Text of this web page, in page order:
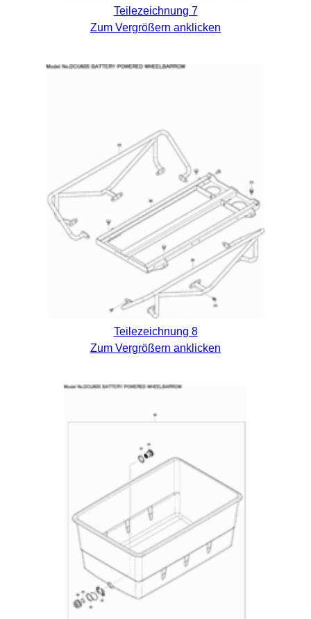
Teilezeichnung 7
Zum Vergrößern anklicken
Teilezeichnung 8
Zum Vergrößern anklicken